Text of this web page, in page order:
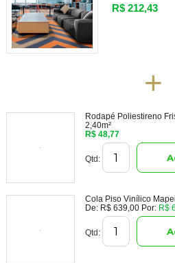
R$ 212,43
+
Rodapé Poliestireno
2,40m²
R$ 48,77
Qtd:
Cola Piso Vinílico
De: R$ 639,00 Por: R$
Qtd: